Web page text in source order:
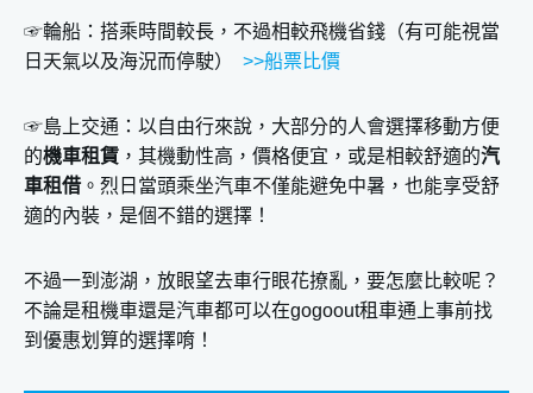
☞輪船：搭乘時間較長，不過相較飛機省錢（有可能視當
日天氣以及海況而停駛） >>船票比價
☞島上交通：以自由行來說，大部分的人會選擇移動方便
的機車租賃 ，其機動性高，價格便宜，或是相較舒適的汽
車租借。烈日當頭乘坐汽車不僅能避免中暑，也能享受舒
適的內裝，是個不錯的選擇！
不過一到澎湖，放眼望去車行眼花撩亂，要怎麼比較呢？
不論是租機車還是汽車都可以在gogoout租車通上事前找
到優惠划算的選擇唷！